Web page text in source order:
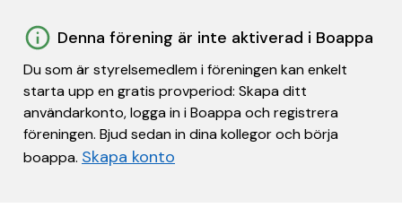
Denna förening är inte aktiverad i Boappa
Du som är styrelsemedlem i föreningen kan enkelt
starta upp en gratis provperiod: Skapa ditt
användarkonto, logga in i Boappa och registrera
föreningen. Bjud sedan in dina kollegor och börja
boappa. Skapa konto